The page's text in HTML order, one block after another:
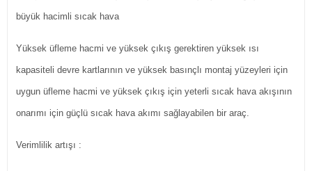
büyük hacimli sıcak hava
Yüksek üfleme hacmi ve yüksek çıkış gerektiren yüksek ısı
kapasiteli devre kartlarının ve yüksek basınçlı montaj yüzeyleri için
uygun üfleme hacmi ve yüksek çıkış için yeterli sıcak hava akışının
onarımı için güçlü sıcak hava akımı sağlayabilen bir araç.
Verimlilik artışı :